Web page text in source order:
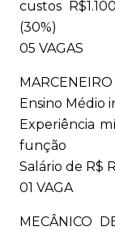
custos
(30%)
05 VAGAS
Ensino Médio
Experiência
função
Salário de R$
01 VAGA
MECÂNICO